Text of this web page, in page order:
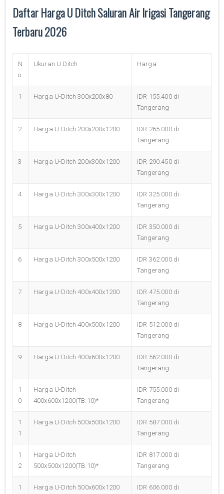
Daftar Harga U Ditch Saluran Air Irigasi Tangerang
Terbaru 2026
N
o
Ukuran U Ditch Harga
1 Harga U-Ditch 300x200x80
IDR 155.400 di
Tangerang
2 Harga U-Ditch 200x200x1200
IDR 265.000 di
Tangerang
3 Harga U-Ditch 200x300x1200
IDR 290.450 di
Tangerang
4 Harga U-Ditch 300x300x1200
IDR 325.000 di
Tangerang
5 Harga U-Ditch 300x400x1200
IDR 350.000 di
Tangerang
6 Harga U-Ditch 300x500x1200
IDR 362.000 di
Tangerang
7 Harga U-Ditch 400x400x1200
IDR 475.000 di
Tangerang
8 Harga U-Ditch 400x500x1200
IDR 512.000 di
Tangerang
9 Harga U-Ditch 400x600x1200
IDR 562.000 di
Tangerang
1
0
Harga U-Ditch
400x600x1200(TB.10)*
IDR 755.000 di
Tangerang
1
1
Harga U-Ditch 500x500x1200
IDR 587.000 di
Tangerang
1
2
Harga U-Ditch
500x500x1200(TB.10)*
IDR 817.000 di
Tangerang
1
Harga U-Ditch 500x600x1200
IDR 606.000 di